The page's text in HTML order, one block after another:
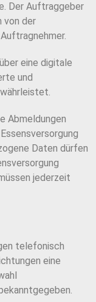
Der Auftraggeber
von der
eine digitale
und
Abmeldungen
Daten dürfen
jederzeit
telefonisch
eine